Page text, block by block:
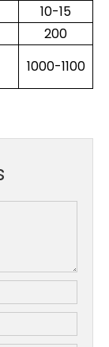
10-15
200
1000-1100